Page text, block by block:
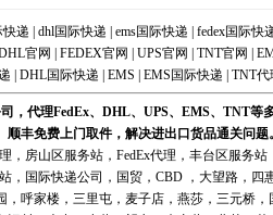
递 dhl国际快递 ems国际快递
fedex国际快
官网 FEDEX官网 UPS官网 TNT官网
DHL国际快递 EMS EMS国际快递 TNT代
，代理FedEx、DHL、UPS、EMS、TNT
顺丰免费上门取件，解决进出口货品通关问题
， 房山区服务站 ， FedEx代理 ， 丰台区服务站
， 国际快递公司 ，国贸，CBD ，大望路，
，呼家楼，三里屯，麦子店，燕莎，三元桥